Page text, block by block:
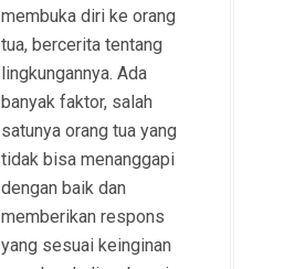
membuka diri ke orang
tua, bercerita tentang
lingkungannya. Ada
banyak faktor, salah
satunya orang tua yang
tidak bisa menanggapi
dengan baik dan
memberikan respons
yang sesuai keinginan